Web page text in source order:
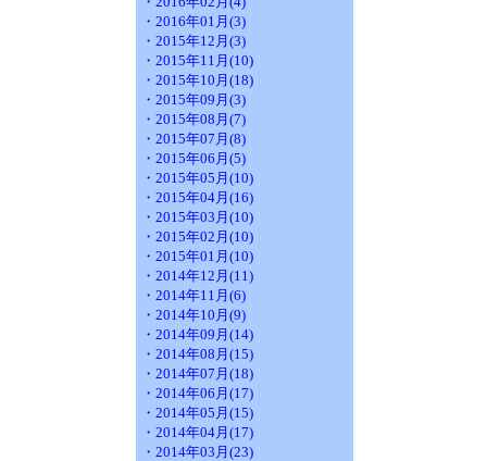
・2016年01月(3)
・2015年12月(3)
・2015年11月(10)
・2015年10月(18)
・2015年09月(3)
・2015年08月(7)
・2015年07月(8)
・2015年06月(5)
・2015年05月(10)
・2015年04月(16)
・2015年03月(10)
・2015年02月(10)
・2015年01月(10)
・2014年12月(11)
・2014年11月(6)
・2014年10月(9)
・2014年09月(14)
・2014年08月(15)
・2014年07月(18)
・2014年06月(17)
・2014年05月(15)
・2014年04月(17)
・2014年03月(23)